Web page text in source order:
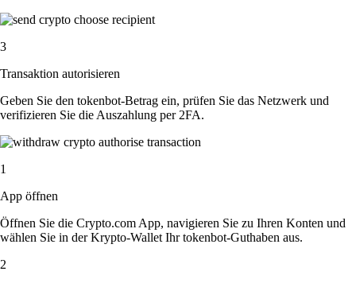
3
Transaktion autorisieren
Geben Sie den tokenbot-Betrag ein, prüfen Sie das Netzwerk und
verifizieren Sie die Auszahlung per 2FA.
1
App öffnen
Öffnen Sie die Crypto.com App, navigieren Sie zu Ihren Konten und
wählen Sie in der Krypto-Wallet Ihr tokenbot-Guthaben aus.
2